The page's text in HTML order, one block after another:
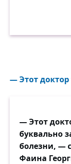
— Этот
— Этот
буквально
болезни, —
Фаина